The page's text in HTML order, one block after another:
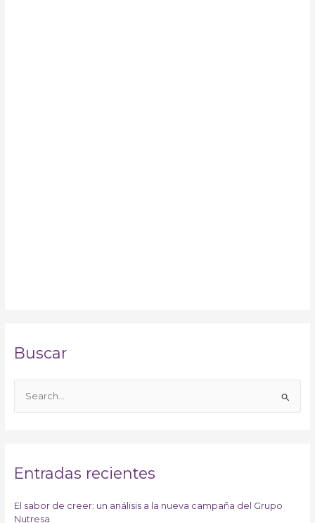
Buscar
u
a
p
Entradas recientes
El sabor de creer: un análisis a la nueva campaña del Grupo
Nutresa